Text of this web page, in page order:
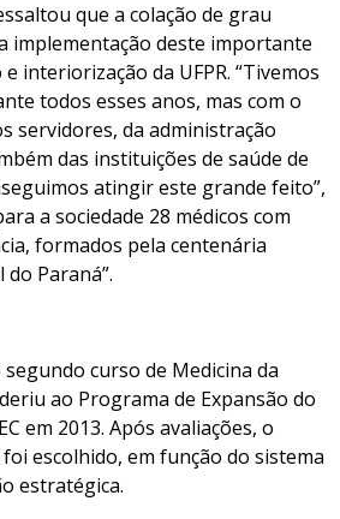
que a colação de grau
implementação deste importante
interiorização da UFPR. “Tivemos
todos esses anos, mas com o
servidores, da administração
das instituições de saúde de
atingir este grande feito”,
a sociedade 28 médicos com
formados pela centenária
Paraná”.
curso de Medicina da
ao Programa de Expansão do
em 2013. Após avaliações, o
escolhido, em função do sistema
estratégica.